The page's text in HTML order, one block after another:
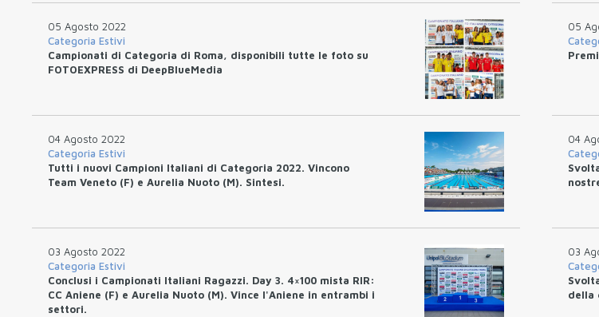
05 Agosto 2022
Categoria Estivi
Campionati di Categoria di Roma, disponibili tutte le foto su
FOTOEXPRESS di DeepBlueMedia
05
04 Agosto 2022
Categoria Estivi
Tutti i nuovi Campioni Italiani di Categoria 2022. Vincono
Team Veneto (F) e Aurelia Nuoto (M). Sintesi.
04
03 Agosto 2022
Categoria Estivi
Conclusi i Campionati Italiani Ragazzi. Day 3. 4×100 mista RIR:
CC Aniene (F) e Aurelia Nuoto (M). Vince l'Aniene in entrambi i
settori.
03
della